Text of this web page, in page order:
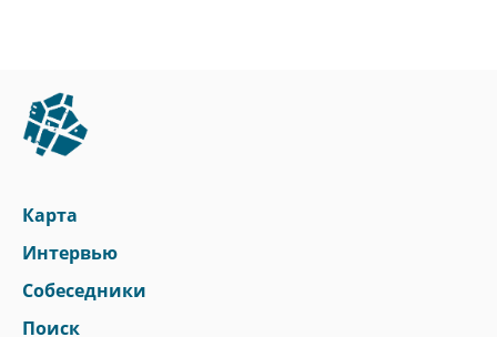
Карта
Интервью
Собеседники
Поиск